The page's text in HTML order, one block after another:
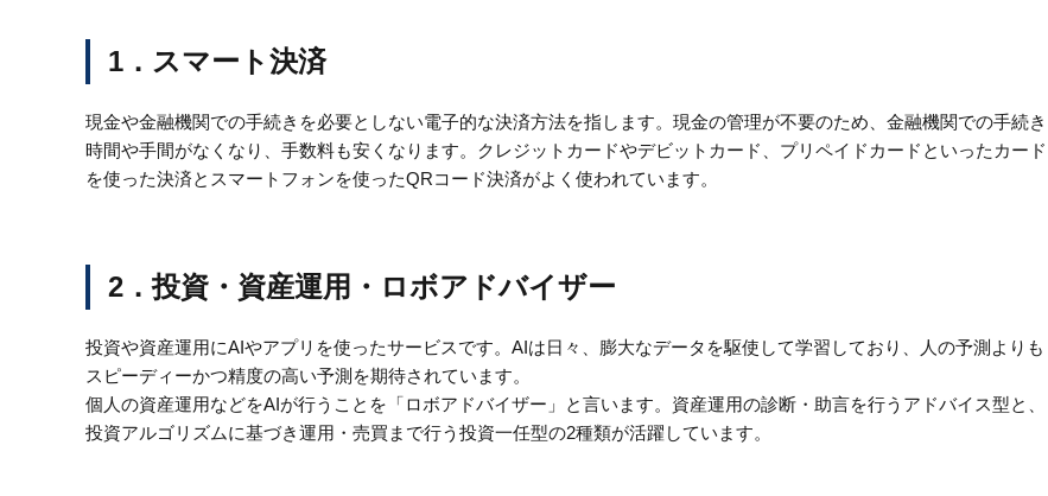
1．スマート決済
現金や金融機関での手続きを必要としない電子的な決済方法を指します。現金の管理が不要のため、金融機関での手続き
時間や手間がなくなり、手数料も安くなります。クレジットカードやデビットカード、プリペイドカードといったカード
を使った決済とスマートフォンを使ったQRコード決済がよく使われています。
2．投資・資産運用・ロボアドバイザー
投資や資産運用にAIやアプリを使ったサービスです。AIは日々、膨大なデータを駆使して学習しており、人の予測よりも
スピーディーかつ精度の高い予測を期待されています。
個人の資産運用などをAIが行うことを「ロボアドバイザー」と言います。資産運用の診断・助言を行うアドバイス型と、
投資アルゴリズムに基づき運用・売買まで行う投資一任型の2種類が活躍しています。